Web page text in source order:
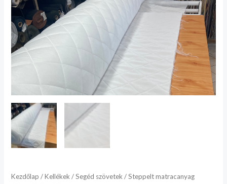
Kezdőlap /Kellékek /Segéd szövetek / Steppelt matracanyag